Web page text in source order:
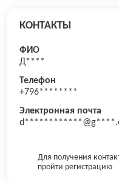
КОНТАКТЫ
ФИО
Д****
Телефон
+796********
Электронная почта
Для получения
пройти регистрацию